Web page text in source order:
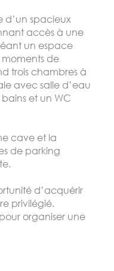
d’un spacieux
accès à une
un espace
de
trois chambres à
avec salle d’eau
et un WC
cave et la
de parking
d’acquérir
privilégié.
organiser une